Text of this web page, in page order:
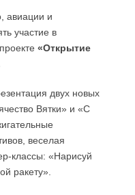
авиации и
участие в
«Открытие
двух новых
Вятки» и «С
веселая
классы: «Нарисуй
ракету».